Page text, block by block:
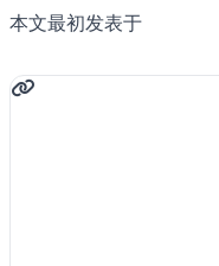
本文最初发表于